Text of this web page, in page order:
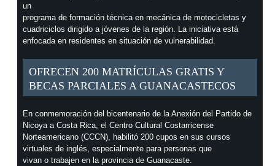
un
programa de formación técnica en mecánica de motocicletas y
cuadriciclos dirigido a jóvenes de la región. La iniciativa está
enfocada en residentes en situación de vulnerabilidad.
OFRECEN 200 MATRÍCULAS GRATIS Y
BECAS PARCIALES A GUANACASTECOS
En conmemoración del bicentenario de la Anexión del Partido de
Nicoya a Costa Rica, el Centro Cultural Costarricense
Norteamericano (CCCN), habilitó 200 cupos en sus cursos
virtuales de inglés, especialmente para personas que
vivan o trabajen en la provincia de Guanacaste.